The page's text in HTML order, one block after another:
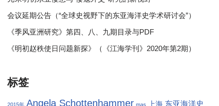
会议延期公告（“全球史视野下的东亚海洋史学术研讨会”）
《季风亚洲研究》第四、八、九期目录与PDF
《明初赵秩使日问题新探》（《江海学刊》2020年第2期）
标签
2015年 Angela Schottenhammer mas 上海 东亚海洋史